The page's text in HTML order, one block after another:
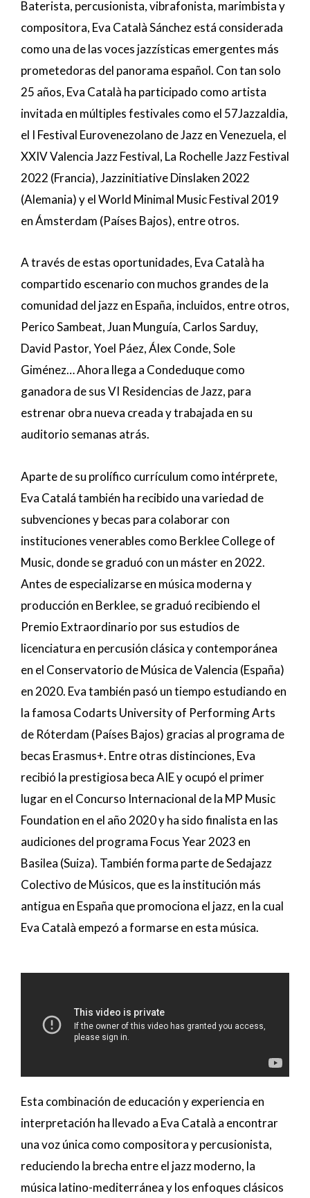
Baterista, percusionista, vibrafonista, marimbista y
compositora, Eva Català Sánchez está considerada
como una de las voces jazzísticas emergentes más
prometedoras del panorama español. Con tan solo
25 años, Eva Català ha participado como artista
invitada en múltiples festivales como el 57Jazzaldia,
el I Festival Eurovenezolano de Jazz en Venezuela, el
XXIV Valencia Jazz Festival, La Rochelle Jazz Festival
2022 (Francia), Jazzinitiative Dinslaken 2022
(Alemania) y el World Minimal Music Festival 2019
en Ámsterdam (Países Bajos), entre otros.
A través de estas oportunidades, Eva Català ha
compartido escenario con muchos grandes de la
comunidad del jazz en España, incluidos, entre otros,
Perico Sambeat, Juan Munguía, Carlos Sarduy,
David Pastor, Yoel Páez, Álex Conde, Sole
Giménez… Ahora llega a Condeduque como
ganadora de sus VI Residencias de Jazz, para
estrenar obra nueva creada y trabajada en su
auditorio semanas atrás.
Aparte de su prolífico currículum como intérprete,
Eva Catalá también ha recibido una variedad de
subvenciones y becas para colaborar con
instituciones venerables como Berklee College of
Music, donde se graduó con un máster en 2022.
Antes de especializarse en música moderna y
producción en Berklee, se graduó recibiendo el
Premio Extraordinario por sus estudios de
licenciatura en percusión clásica y contemporánea
en el Conservatorio de Música de Valencia (España)
en 2020. Eva también pasó un tiempo estudiando en
la famosa Codarts University of Performing Arts
de Róterdam (Países Bajos) gracias al programa de
becas Erasmus+. Entre otras distinciones, Eva
recibió la prestigiosa beca AIE y ocupó el primer
lugar en el Concurso Internacional de la MP Music
Foundation en el año 2020 y ha sido finalista en las
audiciones del programa Focus Year 2023 en
Basilea (Suiza). También forma parte de Sedajazz
Colectivo de Músicos, que es la institución más
antigua en España que promociona el jazz, en la cual
Eva Català empezó a formarse en esta música.
Esta combinación de educación y experiencia en
interpretación ha llevado a Eva Català a encontrar
una voz única como compositora y percusionista,
reduciendo la brecha entre el jazz moderno, la
música latino-mediterránea y los enfoques clásicos